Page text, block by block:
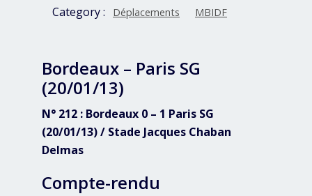
Category : Déplacements MBIDF
Bordeaux – Paris SG
(20/01/13)
N° 212 : Bordeaux 0 – 1 Paris SG
(20/01/13) / Stade Jacques Chaban
Delmas
Compte-rendu